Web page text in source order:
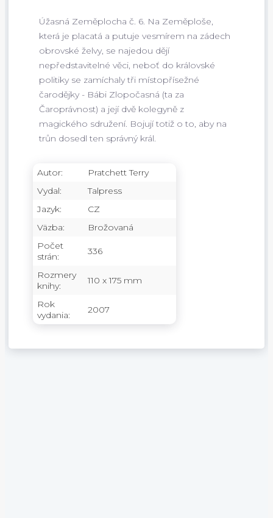
Úžasná Zeměplocha č. 6. Na Zeměploše,
která je placatá a putuje vesmírem na zádech
obrovské želvy, se najedou dějí
nepředstavitelné věci, neboť do královské
politiky se zamíchaly tři místopřísežné
čarodějky - Bábi Zlopočasná (ta za
Čaroprávnost) a její dvě kolegyně z
magického sdružení. Bojují totiž o to, aby na
trůn dosedl ten správný král.
Autor:
Pratchett Terry
Vydal:
Talpress
Jazyk:
CZ
Väzba:
Brožovaná
Počet
strán:
336
Rozmery
knihy:
110 x 175 mm
Rok
vydania:
2007